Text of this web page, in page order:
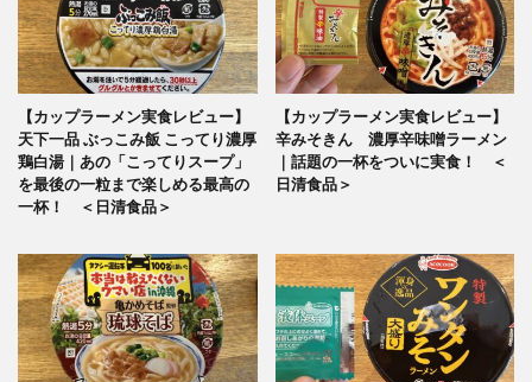
【カップラーメン実食レビュー】
天下一品 ぶっこみ飯 こってり濃厚
鶏白湯｜あの「こってりスープ」
を最後の一粒まで楽しめる最高の
一杯！ ＜日清食品＞
【カップラーメン実食レビュー】
辛みそきん 濃厚辛味噌ラーメン
｜話題の一杯をついに実食！ ＜
日清食品＞